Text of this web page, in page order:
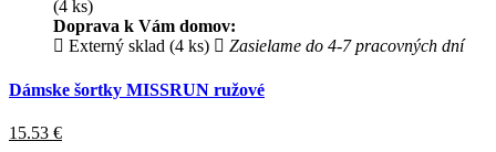
(4 ks)
Doprava k Vám domov:
Externý sklad (4 ks)
Zasielame do 4-7 pracovných dní
Dámske šortky MISSRUN ružové
15.53 €